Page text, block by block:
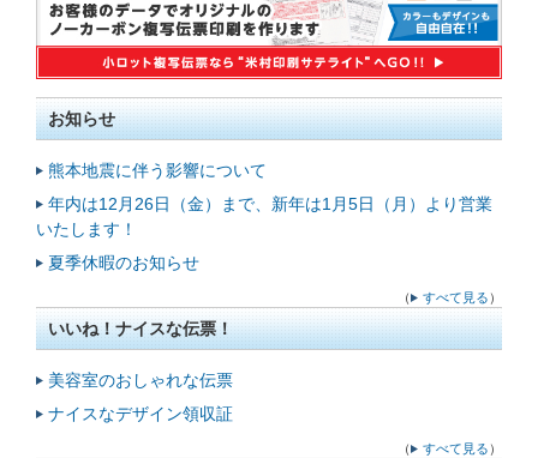
お知らせ
熊本地震に伴う影響について
年内は12月26日（金）まで、新年は1月5日（月）より営業
いたします！
夏季休暇のお知らせ
（ すべて見る ）
いいね！ナイスな伝票！
美容室のおしゃれな伝票
ナイスなデザイン領収証
（ すべて見る ）